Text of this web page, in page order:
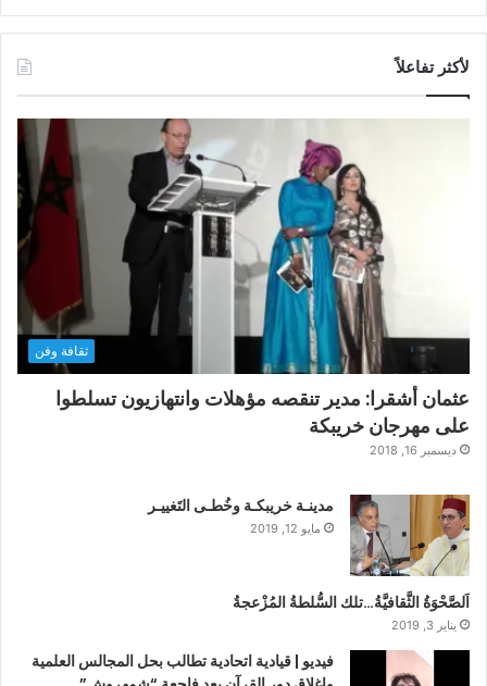
لأكثر تفاعلاً
ثقافة وفن
عثمان أشقرا: مدير تنقصه مؤهلات وانتهازيون تسلطوا
على مهرجان خريبكة
ديسمبر 16, 2018
مدينـة خريبكـة وخُطـى التَغييـر
مايو 12, 2019
اَلصَّحْوَةُ الثَّقافيَّةُ…تلك السُّلطةُ المُزْعجةُ
يناير 3, 2019
فيديو | قيادية اتحادية تطالب بحل المجالس العلمية